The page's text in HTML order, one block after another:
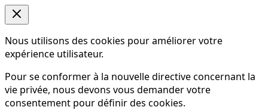
Nous utilisons des cookies pour améliorer votre
expérience utilisateur.
Pour se conformer à la nouvelle directive concernant la
vie privée, nous devons vous demander votre
consentement pour définir des cookies.